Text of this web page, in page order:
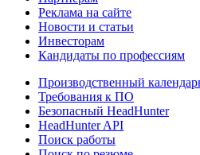
Реклама на сайте
Новости и статьи
Инвесторам
Кандидаты по профессиям
Производственный
Требования к ПО
Безопасный HeadHunter
HeadHunter API
Поиск работы